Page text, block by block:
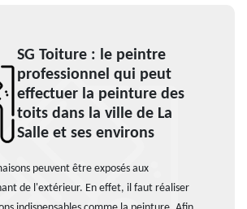
SG Toiture : le peintre
professionnel qui peut
effectuer la peinture des
toits dans la ville de La
Salle et ses environs
peuvent être exposés aux
de l'extérieur. En effet, il faut réaliser